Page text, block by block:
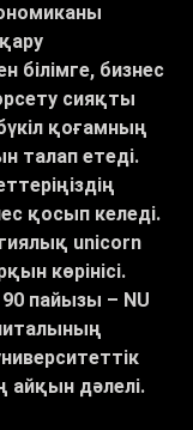
білімге, бизнес
сияқты
қоғамның
талап етеді.
қосып келеді.
unicorn
көрінісі.
пайызы – NU
айқын дәлелі.